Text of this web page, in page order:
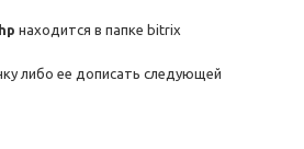
находится в папке bitrix
либо ее дописать следующей